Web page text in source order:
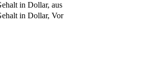
in Dollar, aus
in Dollar, Vor